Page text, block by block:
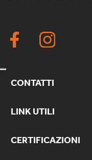
CONTATTI
LINK UTILI
CERTIFICAZIONI